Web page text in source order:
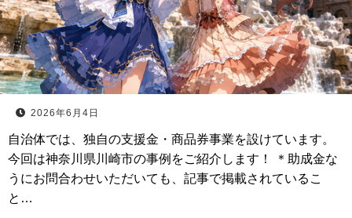
2026年6月4日
自治体では、独自の支援金・商品券事業を設けています。
今回は神奈川県川崎市の事例をご紹介します！ ＊助成金な
うにお問合わせいただいても、記事で掲載されているこ
と…